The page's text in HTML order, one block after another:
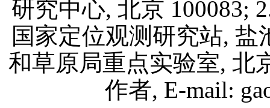
研究中心, 北京 100083;
国家定位观测研究站, 盐
和草原局重点实验室, 北
作者, E-mail: